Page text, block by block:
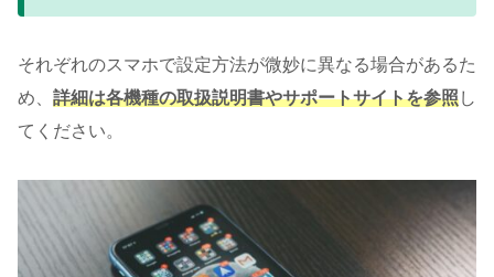
それぞれのスマホで設定方法が微妙に異なる場合があるた
め、 詳細は各機種の取扱説明書やサポートサイトを参照し
てください。